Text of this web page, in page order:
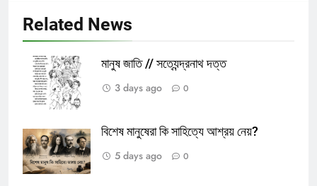
Related News
মানুষ জাতি // সত্যেন্দ্রনাথ দত্ত
3 days ago
0
বিশেষ মানুষেরা কি সাহিত্যে আশ্রয় নেয়?
5 days ago
0